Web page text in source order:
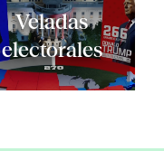
Veladas
electorales